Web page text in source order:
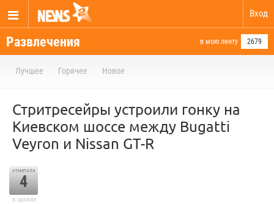
Вход
Развлечения в мою ленту 2679
Лучшее Горячее Новое
Стритресейры устроили гонку на
Киевском шоссе между Bugatti
Veyron и Nissan GT-R
отметили
4
в архиве